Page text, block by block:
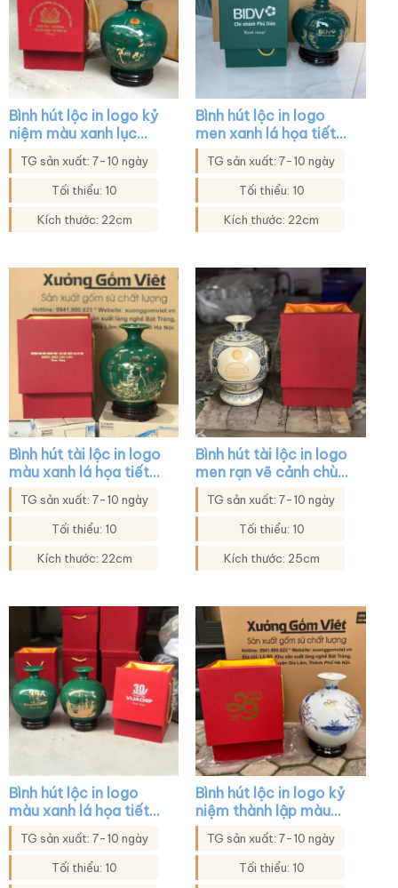
Bình hút lộc in logo kỷ
niệm màu xanh lục
họa tiết thuận buồm
xuôi gió vàng kim XG-
BHL46
TG sản xuất: 7-10 ngày
Tối thiểu: 10
Kích thước: 22cm
Bình hút lộc in logo
men xanh lá họa tiết
hoa in decal vàng XG-
BHL25
TG sản xuất: 7-10 ngày
Tối thiểu: 10
Kích thước: 22cm
Bình hút tài lộc in logo
màu xanh lá họa tiết
hoa sen in decal vàng
XG-BHL39
TG sản xuất: 7-10 ngày
Tối thiểu: 10
Kích thước: 22cm
Bình hút tài lộc in logo
men rạn vẽ cảnh chùa
chiền XG-BHL38
TG sản xuất: 7-10 ngày
Tối thiểu: 10
Kích thước: 25cm
Bình hút lộc in logo
màu xanh lá họa tiết
thuyền buồm xuôi gió
XG-BHL04
TG sản xuất: 7-10 ngày
Tối thiểu: 10
Bình hút lộc in logo kỷ
niệm thành lập màu
trắng họa tiết sen
xanh vàng kim XG-
BHL44
TG sản xuất: 7-10 ngày
Tối thiểu: 10